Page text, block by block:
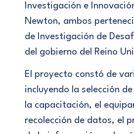
Investigación e
Newton, ambos
de Investigación de
del gobierno del Reino
El proyecto constó de
incluyendo la selección
la capacitación, el
recolección de datos, el